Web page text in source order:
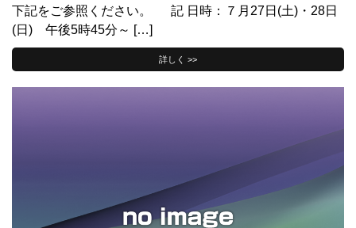
下記をご参照ください。 記 日時：７月27日(土)・28日
(日) 午後5時45分～ […]
詳しく >>